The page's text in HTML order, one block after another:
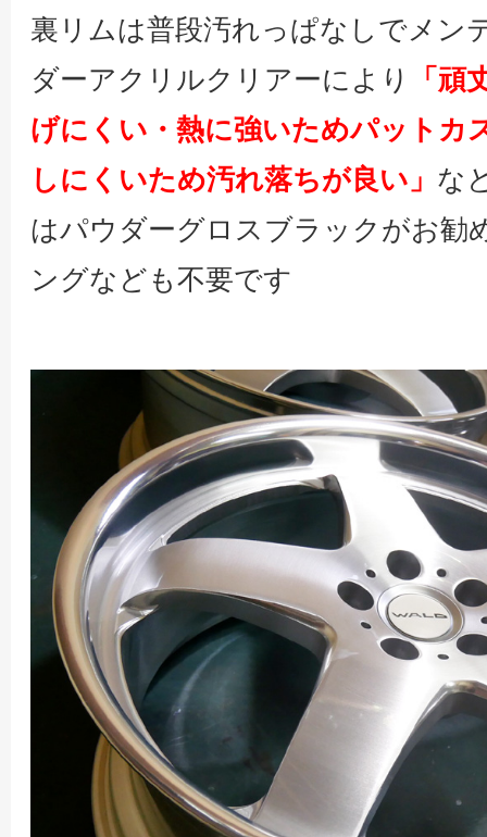
裏リムは普段汚れっぱなしでメン
ダーアクリルクリアーにより
「頑
げにくい・熱に強いためパットカ
しにくいため汚れ落ちが良い」 な
はパウダーグロスブラックがお勧
ングなども不要です